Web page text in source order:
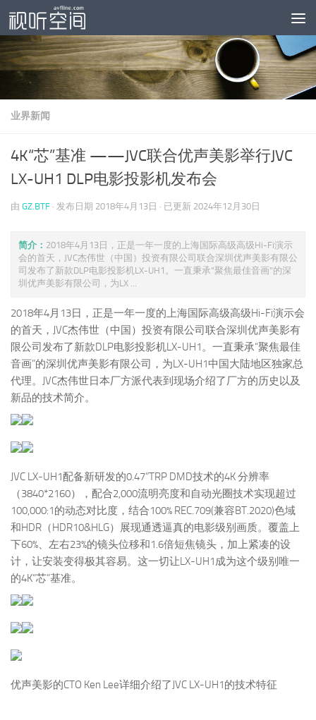
跳至内容
业界新闻
4K“芯”基准 ——JVC联合优声美影举行JVC
LX-UH1 DLP电影投影机发布会
由 GZ.BTF · 发布日期 2018年4月13日 · 已更新 2024年12月30日
简介： 2018年4月13日，正是一年一度的上海国际高级高级Hi-Fi演示
会的首天，JVC杰伟世（中国）投资有限公司联合深圳优声美影有限公
司发布了新款DLP电影投影机LX-UH1。一直秉承“聚焦最佳音画”的深
圳优声美影有限公司，为LX ...
2018年4月13日，正是一年一度的上海国际高级高级Hi-Fi演示会
的首天，JVC杰伟世（中国）投资有限公司联合深圳优声美影有
限公司发布了新款DLP电影投影机LX-UH1。一直秉承“聚焦最佳
音画”的深圳优声美影有限公司，为LX-UH1中国大陆地区独家总
代理。JVC杰伟世日本厂方派代表到现场介绍了厂方的历史以及
新品的技术简介。
JVC LX-UH1配备新研发的0.47”TRP DMD技术的4K 分辨率
（3840*2160），配合2,000流明亮度和自动光圈技术实现超过
100,000:1的动态对比度，结合100% REC.709(兼容BT.2020)色域
和HDR（HDR10&HLG）展现通透逼真的电影级别画质。覆盖上
下60%、左右23%的镜头位移和1.6倍短焦镜头，加上紧凑的设
计，让安装变得极其容易。这一切让LX-UH1成为这个级别唯一
的4K“芯”基准。
优声美影的CTO Ken Lee详细介绍了JVC LX-UH1的技术特征